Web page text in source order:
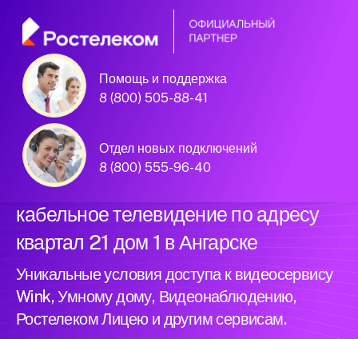
Помощь и поддержка
8 (800) 505-88-41
Отдел новых подключений
8 (800) 555-96-40
Официальный
партнер Ростелеком
Подключили новый интернет и
кабельное телевидение по адресу
квартал 21 дом 1 в Ангарске
Уникальные условия доступа к видеосервису
Wink, Умному дому, Видеонаблюдению,
Ростелеком Лицею и другим сервисам.